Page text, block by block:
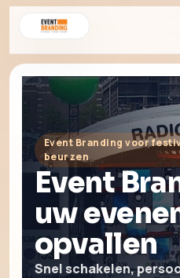
Event Branding voor
beurzen
Event
uw
opvallen
Snel schakelen,